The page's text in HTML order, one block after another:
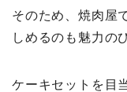
そのため、焼肉屋
しめるのも魅力の
ケーキセットを目